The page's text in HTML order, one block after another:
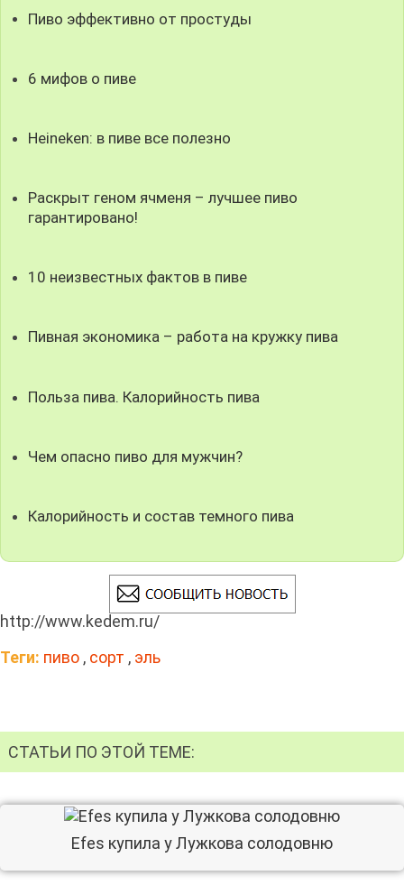
Пиво эффективно от простуды
6 мифов о пиве
Heineken: в пиве все полезно
Раскрыт геном ячменя – лучшее пиво
гарантировано!
10 неизвестных фактов в пиве
Пивная экономика – работа на кружку пива
Польза пива. Калорийность пива
Чем опасно пиво для мужчин?
Калорийность и состав темного пива
http://www.kedem.ru/
Теги: пиво , сорт , эль
СТАТЬИ ПО ЭТОЙ ТЕМЕ:
Efes купила у Лужкова солодовню